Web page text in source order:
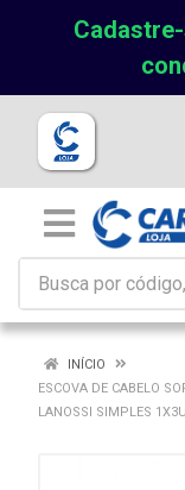
INÍCIO
ESCOVA DE CABELO
LANOSSI SIMPLES